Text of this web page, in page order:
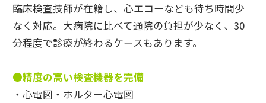
臨床検査技師が在籍し、心エコーなども待ち時間少
なく対応。大病院に比べて通院の負担が少なく、30
分程度で診療が終わるケースもあります。
●精度の高い検査機器を完備
・心電図・ホルター心電図